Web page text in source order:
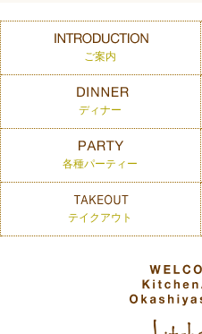
ご案内
ディナー
各種パーティー
テイクアウト